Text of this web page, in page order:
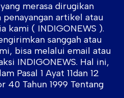
merasa dirugikan
artikel atau
kami ( INDIGONEWS ).
sanggah atau
bisa melalui email atau
INDIGONEWS. Hal ini,
Pasal 1 Ayat 11dan 12
40 Tahun 1999 Tentang